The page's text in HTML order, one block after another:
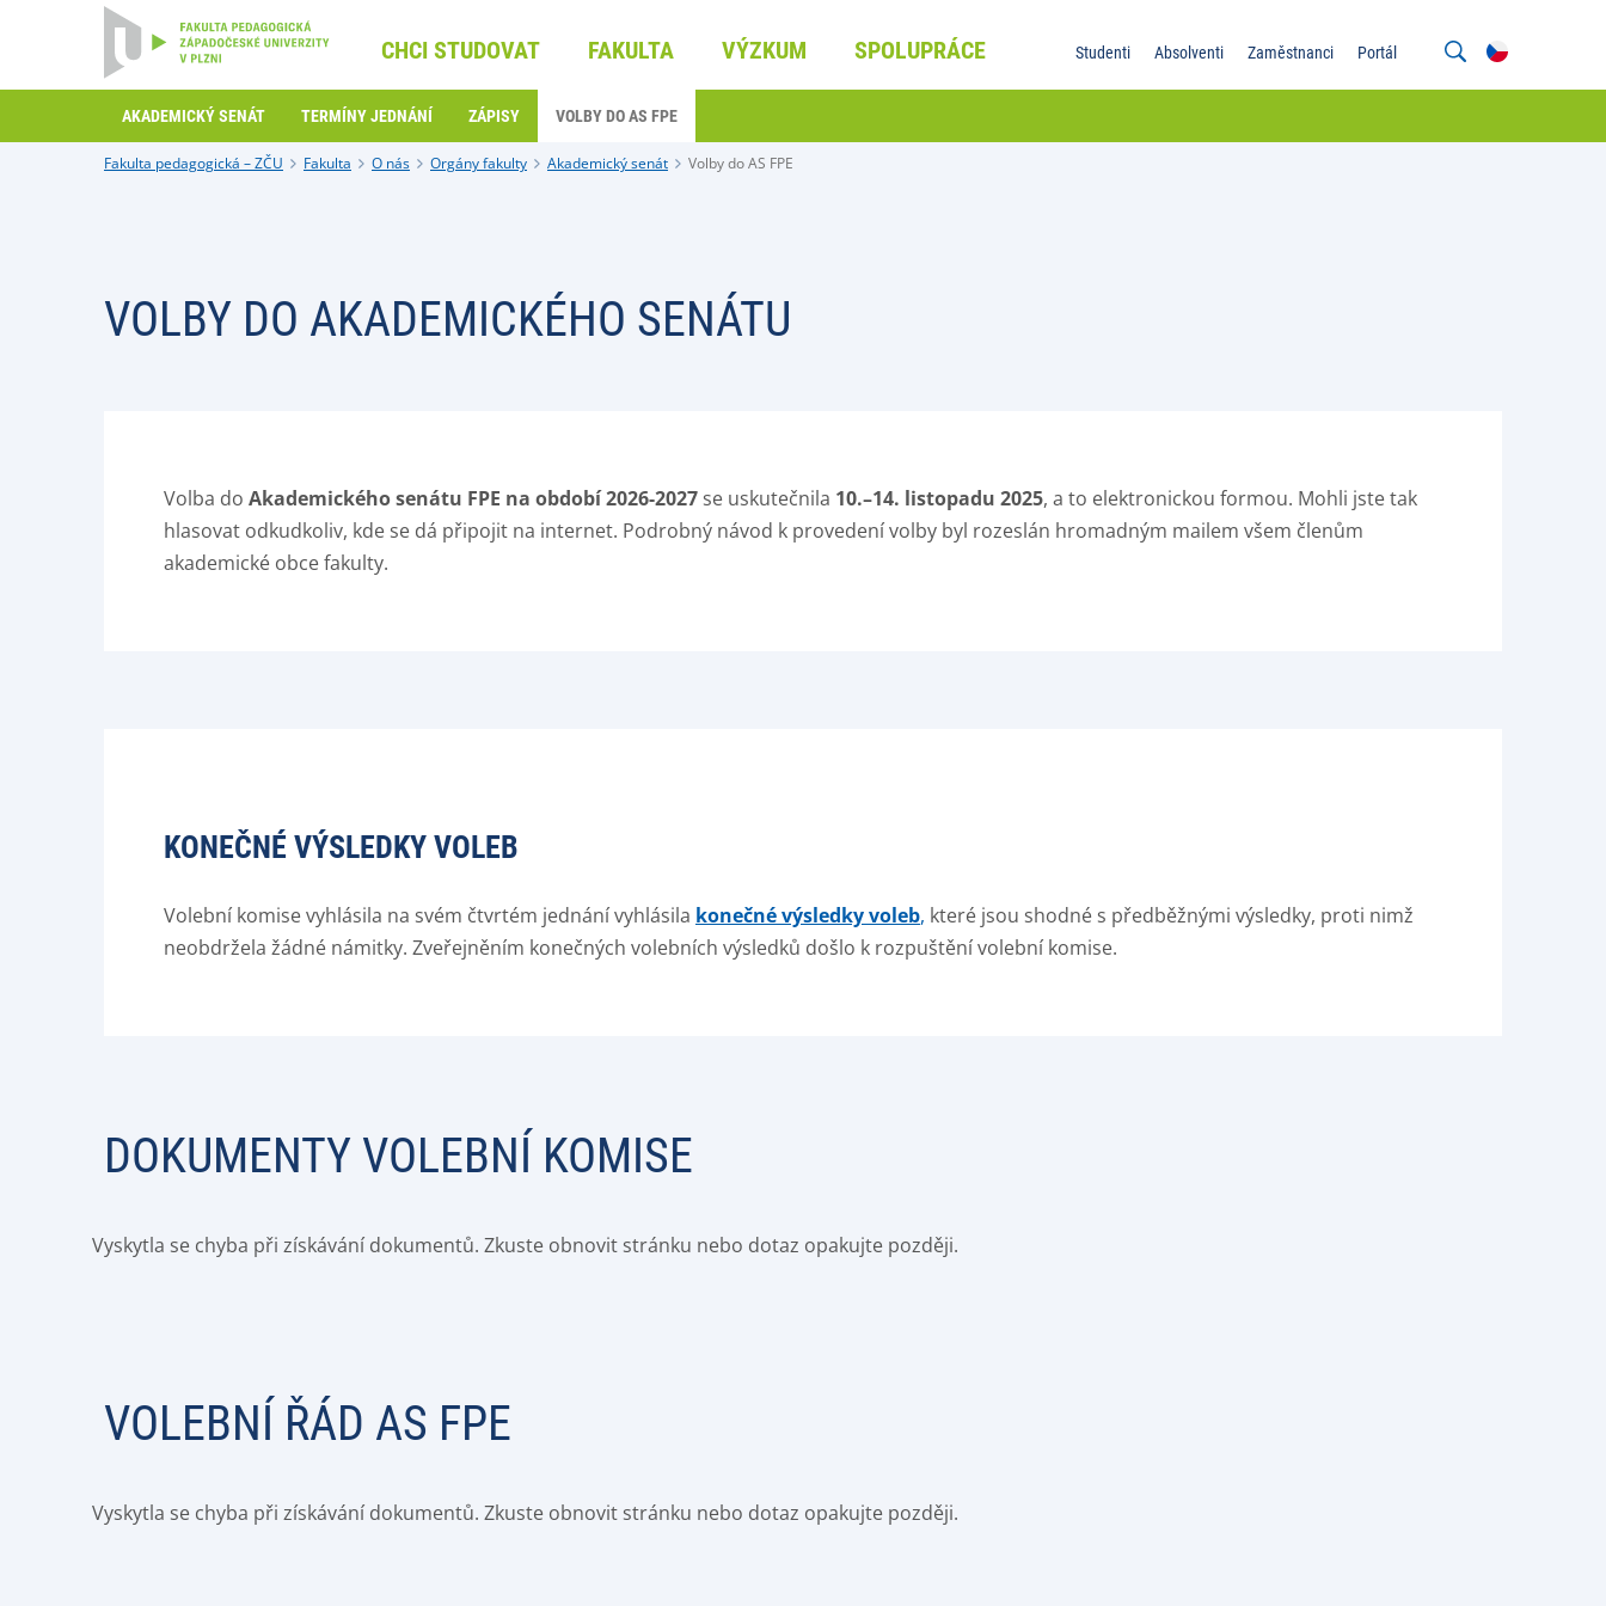
CHCI STUDOVAT FAKULTA VÝZKUM SPOLUPRÁCE Studenti Absolventi Zaměstnanci Portál
AKADEMICKÝ SENÁT TERMÍNY JEDNÁNÍ ZÁPISY VOLBY DO AS FPE
Fakulta pedagogická – ZČU Fakulta O nás Orgány fakulty Akademický senát Volby do AS FPE
VOLBY DO AKADEMICKÉHO SENÁTU
Volba do Akademického senátu FPE na období 2026-2027 se uskutečnila 10.–14. listopadu 2025, a to elektronickou formou. Mohli jste tak
hlasovat odkudkoliv, kde se dá připojit na internet. Podrobný návod k provedení volby byl rozeslán hromadným mailem všem členům
akademické obcefakulty.
KONEČNÉ VÝSLEDKY VOLEB
Volební komise vyhlásila na svém čtvrtém jednání vyhlásila konečné výsledky voleb, které jsou shodné s předběžnými výsledky, proti nimž
neobdržela žádné námitky. Zveřejněním konečných volebních výsledků došlo k rozpuštění volební komise.
DOKUMENTY VOLEBNÍ KOMISE
Vyskytla se chyba při získávání dokumentů. Zkuste obnovit stránku nebo dotaz opakujte později.
VOLEBNÍ ŘÁD AS FPE
Vyskytla se chyba při získávání dokumentů. Zkuste obnovit stránku nebo dotaz opakujte později.